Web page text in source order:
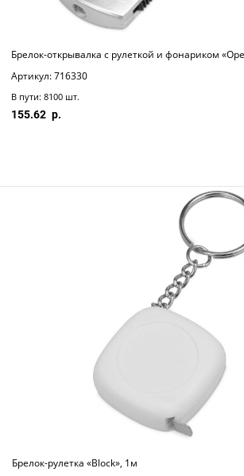
Брелок-открывалка с рулеткой и фонариком
Артикул: 716330
В пути: 8100 шт.
155.62
Брелок-рулетка «Block», 1м